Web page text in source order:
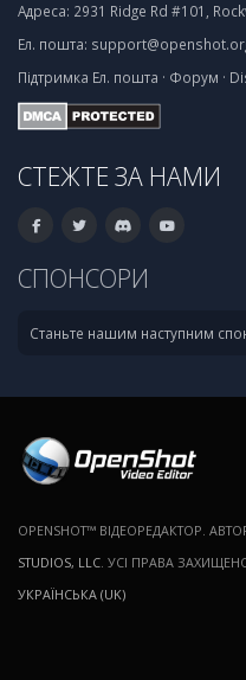
Адреса: 2931 Ridge Rd #101,
Ел. пошта:
Підтримка Ел. пошта · Форум ·
СТЕЖТЕ ЗА НАМИ
СПОНСОРИ
Станьте нашим наступним
OPENSHOT™ ВІДЕОРЕДАКТОР.
STUDIOS, LLC . УСІ ПРАВА
УКРАЇНСЬКА (UK)